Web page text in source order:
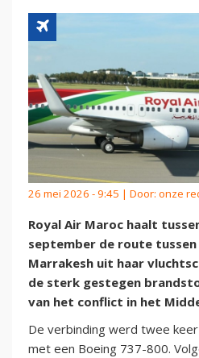
26 mei 2026 - 9:45 | Door: onze
Royal Air Maroc haalt
september de route
Marrakesh uit haar
de sterk gestegen
van het conflict in het
De verbinding werd twee
met een Boeing 737-800.